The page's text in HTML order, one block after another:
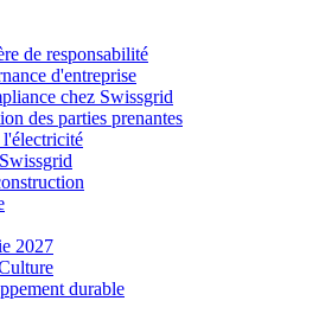
de responsabilité
d'entreprise
chez Swissgrid
des parties prenantes
2027
durable